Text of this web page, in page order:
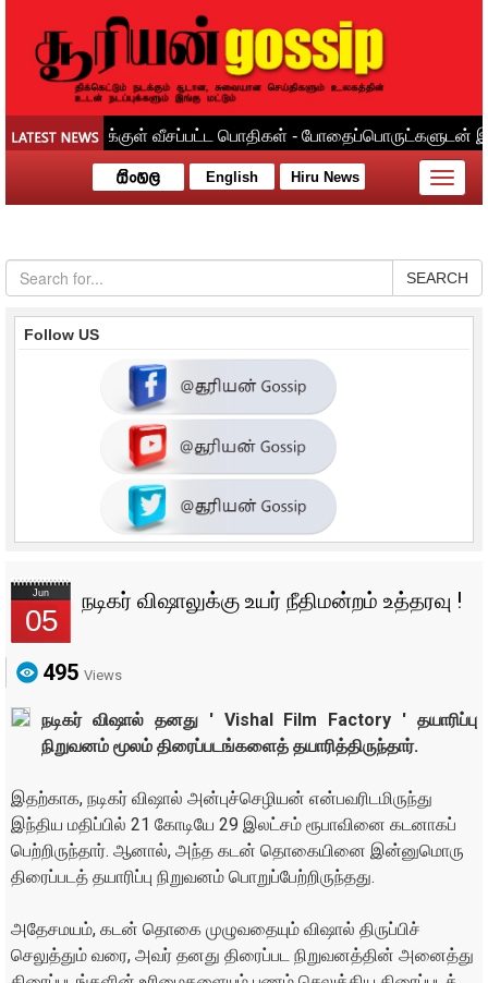
English Hiru News
Toggle
SEARCH
Follow US
Jun
05
நடிகர் விஷாலுக்கு உயர் நீதிமன்றம் உத்தரவு !
495 Views
நடிகர் விஷால் தனது ' Vishal Film Factory ' தயாரிப்பு
நிறுவனம் மூலம் திரைப்படங்களைத் தயாரித்திருந்தார்.
இதற்காக, நடிகர் விஷால் அன்புச்செழியன் என்பவரிடமிருந்து
இந்திய மதிப்பில் 21 கோடியே 29 இலட்சம் ரூபாவினை கடனாகப்
பெற்றிருந்தார். ஆனால், அந்த கடன் தொகையினை இன்னுமொரு
திரைப்படத் தயாரிப்பு நிறுவனம் பொறுப்பேற்றிருந்தது.
அதேசமயம், கடன் தொகை முழுவதையும் விஷால் திருப்பிச்
செலுத்தும் வரை, அவர் தனது திரைப்பட நிறுவனத்தின் அனைத்து